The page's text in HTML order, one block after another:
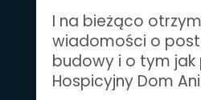
I na bieżąco
wiadomości o
budowy i o tym
Hospicyjny Dom